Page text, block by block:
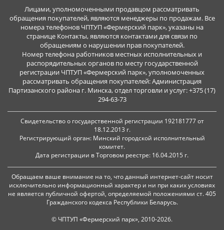
Лицами, уполномоченными продавцом рассматривать
обращения покупателей, являются менеджеры по продажам. Все
номера телефонов ЧПТУП «Фермерский парк», указаны на
странице Контакты, являются контактами для связи по
обращениям о нарушении прав покупателей.
Номер телефона работников местных исполнительных и
распорядительных органов по месту государственной
регистрации ЧПТУП «Фермерский парк», уполномоченных
рассматривать обращения покупателей: Администрация
Партизанского района г. Минска, отдел торговли и услуг: +375 (17)
294-63-73
Свидетельство о государственной регистрации 192181777 от
18.12.2013 г.
Регистрирующий орган: Минский городской исполнительный
комитет.
Дата регистрации в Торговом реестре: 16.04.2015 г.
Обращаем ваше внимание на то, что данный интернет-сайт носит
исключительно информационный характер и ни при каких условиях
не является публичной офертой, определяемой положениями ст. 405
Гражданского кодекса Республики Беларусь.
© ЧПТУП «Фермерский парк», 2010-2026.